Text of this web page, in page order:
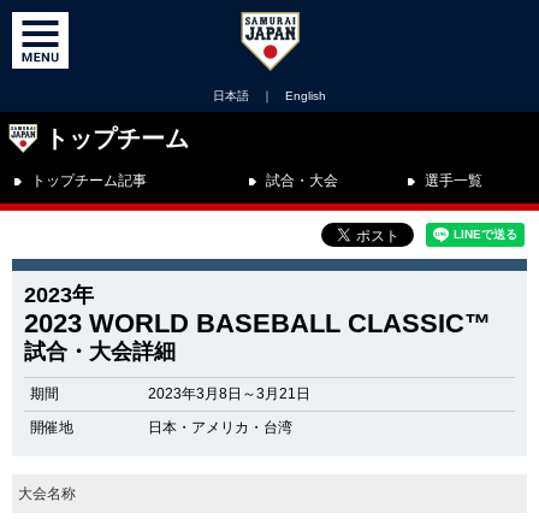
日本語 ｜ English
トップチーム
トップチーム記事 試合・大会 選手一覧
2023年
2023 WORLD BASEBALL CLASSIC™
試合・大会詳細
期間
2023年3月8日～3月21日
開催地
日本・アメリカ・台湾
大会名称